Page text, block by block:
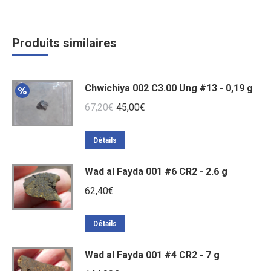
Produits similaires
Chwichiya 002 C3.00 Ung #13 - 0,19 g
67,20€ Le
initial
67,20€.
45,00€
45,00€.
Détails
Wad al Fayda 001 #6 CR2 - 2.6 g
62,40€
Détails
Wad al Fayda 001 #4 CR2 - 7 g